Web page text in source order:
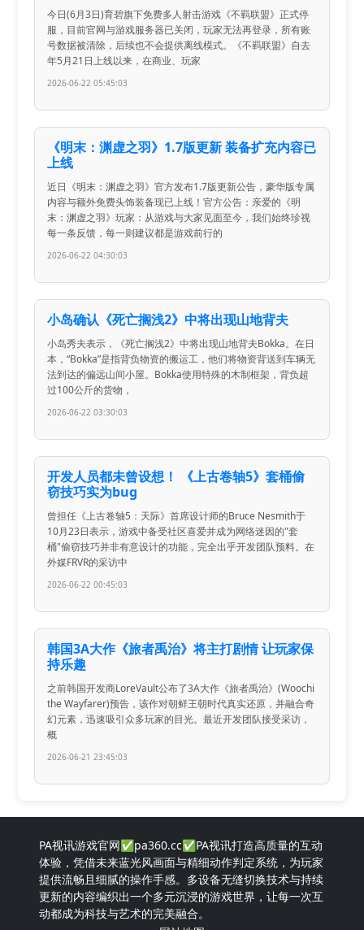
今日(6月3日)育碧旗下免费多人射击游戏《不羁联盟》正式停
服，目前官网与游戏服务器已关闭，玩家无法再登录，所有账
号数据被清除，后续也不会提供离线模式。《不羁联盟》自去
年5月21日上线以来，在商业、玩家
2026-06-22 05:45:03
《明末：渊虚之羽》1.7版更新 装备扩充内容已
上线
近日《明末：渊虚之羽》官方发布1.7版更新公告，豪华版专属
内容与额外免费头饰装备现已上线！官方公告：亲爱的《明
末：渊虚之羽》玩家：从游戏与大家见面至今，我们始终珍视
每一条反馈，每一则建议都是游戏前行的
2026-06-22 04:30:03
小岛确认《死亡搁浅2》中将出现山地背夫
小岛秀夫表示，《死亡搁浅2》中将出现山地背夫Bokka。在日
本，“Bokka”是指背负物资的搬运工，他们将物资背送到车辆无
法到达的偏远山间小屋。Bokka使用特殊的木制框架，背负超
过100公斤的货物，
2026-06-22 03:30:03
开发人员都未曾设想！ 《上古卷轴5》套桶偷
窃技巧实为bug
曾担任《上古卷轴5：天际》首席设计师的Bruce Nesmith于
10月23日表示，游戏中备受社区喜爱并成为网络迷因的"套
桶"偷窃技巧并非有意设计的功能，完全出乎开发团队预料。在
外媒FRVR的采访中
2026-06-22 00:45:03
韩国3A大作《旅者禹治》将主打剧情 让玩家保
持乐趣
之前韩国开发商LoreVault公布了3A大作《旅者禹治》(Woochi
the Wayfarer)预告，该作对朝鲜王朝时代真实还原，并融合奇
幻元素，迅速吸引众多玩家的目光。最近开发团队接受采访，
概
2026-06-21 23:45:03
PA视讯游戏官网✅pa360.cc✅PA视讯打造高质量的互动
体验，凭借未来蓝光风画面与精细动作判定系统，为玩家
提供流畅且细腻的操作手感。多设备无缝切换技术与持续
更新的内容编织出一个多元沉浸的游戏世界，让每一次互
动都成为科技与艺术的完美融合。